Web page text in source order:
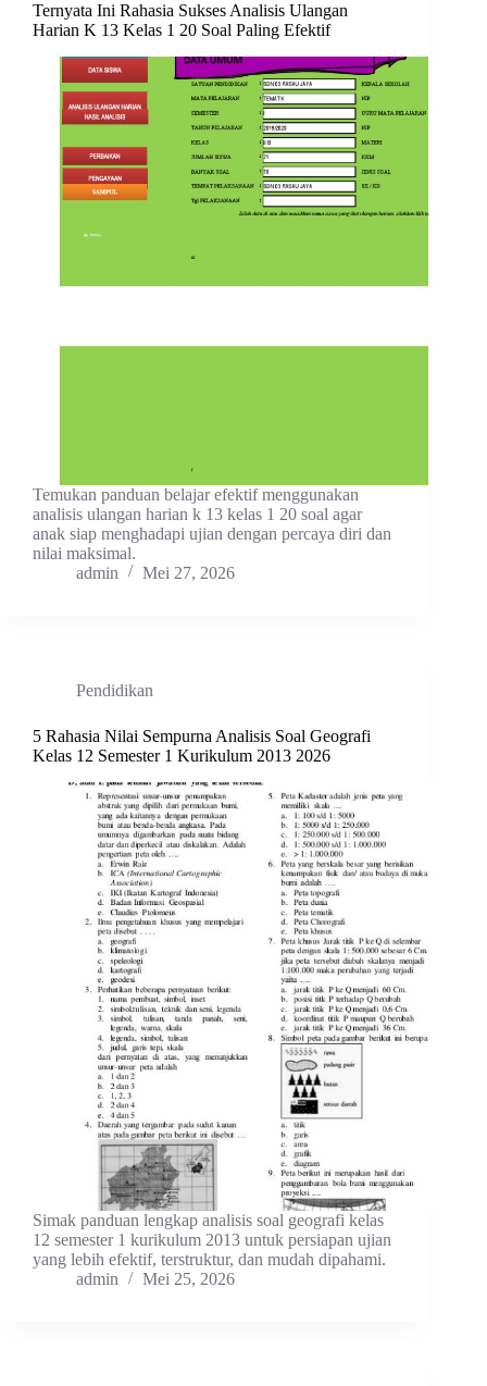
Ternyata Ini Rahasia Sukses Analisis Ulangan
Harian K 13 Kelas 1 20 Soal Paling Efektif
Temukan panduan belajar efektif menggunakan
analisis ulangan harian k 13 kelas 1 20 soal agar
anak siap menghadapi ujian dengan percaya diri dan
nilai maksimal.
admin
Mei 27, 2026
Pendidikan
5 Rahasia Nilai Sempurna Analisis Soal Geografi
Kelas 12 Semester 1 Kurikulum 2013 2026
Simak panduan lengkap analisis soal geografi kelas
12 semester 1 kurikulum 2013 untuk persiapan ujian
yang lebih efektif, terstruktur, dan mudah dipahami.
admin
Mei 25, 2026